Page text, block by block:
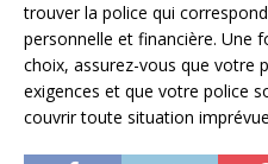
trouver la police qui
personnelle et financière. Une
choix, assurez-vous que votre
exigences et que votre police
couvrir toute situation